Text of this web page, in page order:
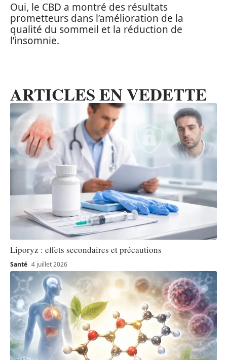
Oui, le CBD a montré des résultats
prometteurs dans l’amélioration de la
qualité du sommeil et la réduction de
l’insomnie.
ARTICLES EN VEDETTE
Liporyz : effets secondaires et précautions
Santé 4 juillet 2026